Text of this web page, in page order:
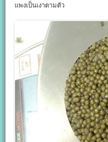
แพงเป็นเงาตามตัว